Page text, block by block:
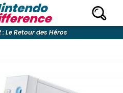
: Le Retour des Héros